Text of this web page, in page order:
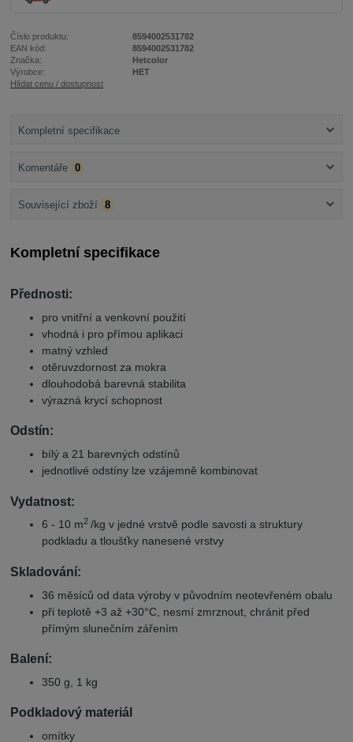
Číslo produktu:
8594002531782
EAN kód:
8594002531782
Značka:
Hetcolor
Výrobce:
HET
Hlídat cenu / dostupnost
Kompletní specifikace
Komentáře 0
Související zboží 8
Kompletní specifikace
Přednosti:
pro vnitřní a venkovní použití
vhodná i pro přímou aplikaci
matný vzhled
otěruvzdornost za mokra
dlouhodobá barevná stabilita
výrazná krycí schopnost
Odstín:
bílý a 21 barevných odstínů
jednotlivé odstíny lze vzájemně kombinovat
Vydatnost:
6 - 10 m2 /kg v jedné vrstvě podle savosti a struktury
podkladu a tloušťky nanesené vrstvy
Skladování:
36 měsíců od data výroby v původním neotevřeném obalu
při teplotě +3 až +30°C, nesmí zmrznout, chránit před
přímým slunečním zářením
Balení:
350 g, 1 kg
Podkladový materiál
omítky